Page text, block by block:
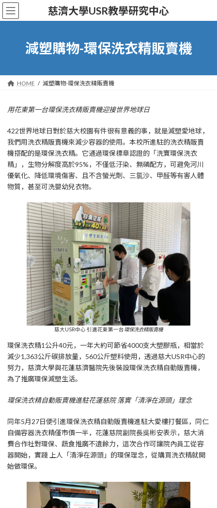
Skip
to
the
Skip
to
the
慈濟大學USR教學研究中心
減塑購物-環保洗衣精販賣機
HOME 減塑購物-環保洗衣精販賣機
用花東第一台環保洗衣精販賣機迎接世界地球日
422世界地球日對於慈大校園有件很有意義的事，就是減塑愛地球，
我們用洗衣精販賣機來減少容器的使用。本校所進駐的洗衣精販賣
機搭配的是環保洗衣精。它通過環保標章認證的「洗寶環保洗衣
精」，生物分解度高於95%，不僅低汙染、無磷配方，可避免河川
優氧化、降低環境傷害、且不含螢光劑、三氯沙、甲醛等有害人體
物質，甚至可洗嬰幼兒衣物。
慈大USR中心 引進花東第一台環保洗衣精販賣機
環保洗衣精1公升40元，一年大約可節省4000支大塑膠瓶，相當於
減少1,363公斤碳排放量，560公斤塑料使用，透過慈大USR中心的
努力，慈濟大學與花蓮慈濟醫院先後裝設環保洗衣精自動販賣機，
為了推廣環保減塑生活。
環保洗衣精自動販賣機進駐花蓮慈院 落實「清淨在源頭」理念
同年5月27日便引進環保洗衣精自動販賣機進駐大愛樓打餐區，同仁
自備容器洗衣精僅市價一半，花蓮慈院副院長吳彬安表示，慈大消
費合作社對環保、蔬食推廣不遺餘力，這次合作可讓院內員工從容
器開始，實踐 上人「清淨在源頭」的環保理念，從購買洗衣精就開
始做環保。